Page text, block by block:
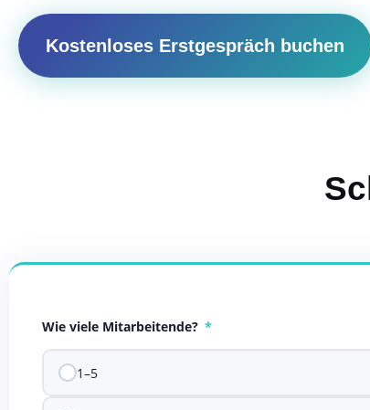
Kostenloses Erstgespräch buchen
Wie viele Mitarbeitende?
1–5